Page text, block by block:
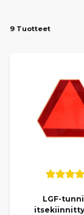
Uudet ulkoiset
voivat myös
osilla pidät
Tarjoamme
löydät
9 Tuotteet
LGF-